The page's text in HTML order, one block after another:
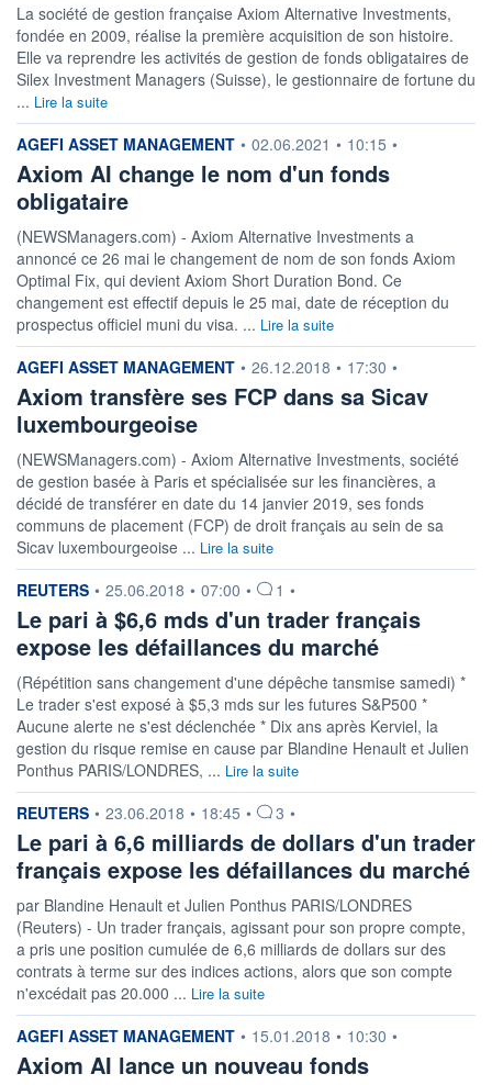
La société de gestion française Axiom Alternative Investments,
fondée en 2009, réalise la première acquisition de son histoire.
Elle va reprendre les activités de gestion de fonds obligataires de
Silex Investment Managers (Suisse), le gestionnaire de fortune du
... Lire la suite
information fournie par
AGEFI ASSET MANAGEMENT • 02.06.2021 • 10:15 •
Axiom AI change le nom d'un fonds
obligataire
(NEWSManagers.com) - Axiom Alternative Investments a
annoncé ce 26 mai le changement de nom de son fonds Axiom
Optimal Fix, qui devient Axiom Short Duration Bond. Ce
changement est effectif depuis le 25 mai, date de réception du
prospectus officiel muni du visa. ... Lire la suite
information fournie par
AGEFI ASSET MANAGEMENT • 26.12.2018 • 17:30 •
Axiom transfère ses FCP dans sa Sicav
luxembourgeoise
(NEWSManagers.com) - Axiom Alternative Investments, société
de gestion basée à Paris et spécialisée sur les financières, a
décidé de transférer en date du 14 janvier 2019, ses fonds
communs de placement (FCP) de droit français au sein de sa
Sicav luxembourgeoise ... Lire la suite
information fournie par
REUTERS • 25.06.2018 • 07:00 • 1 •
Le pari à $6,6 mds d'un trader français
expose les défaillances du marché
(Répétition sans changement d'une dépêche tansmise samedi) *
Le trader s'est exposé à $5,3 mds sur les futures S&P500 *
Aucune alerte ne s'est déclenchée * Dix ans après Kerviel, la
gestion du risque remise en cause par Blandine Henault et Julien
Ponthus PARIS/LONDRES, ... Lire la suite
information fournie par
REUTERS • 23.06.2018 • 18:45 • 3 •
Le pari à 6,6 milliards de dollars d'un trader
français expose les défaillances du marché
par Blandine Henault et Julien Ponthus PARIS/LONDRES
(Reuters) - Un trader français, agissant pour son propre compte,
a pris une position cumulée de 6,6 milliards de dollars sur des
contrats à terme sur des indices actions, alors que son compte
n'excédait pas 20.000 ... Lire la suite
information fournie par
AGEFI ASSET MANAGEMENT • 15.01.2018 • 10:30 •
Axiom AI lance un nouveau fonds